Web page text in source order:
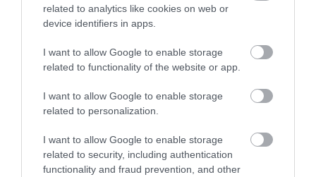
related to analytics like cookies on web or
device identifiers in apps.
I want to allow Google to enable storage
related to functionality of the website or app.
I want to allow Google to enable storage
related to personalization.
I want to allow Google to enable storage
related to security, including authentication
functionality and fraud prevention, and other
PRONEWS.GR /ΕΛΛΗΝΙΚΟ ΠΟΔΟΣΦΑΙΡΟ
Βιθέντε Μορένο: Ο Ισπανός
προπονητής συνδέθηκε με την ΑΕΚ
αλλά φαίνεται πως θα συνεχίσει στη
Σεβίλλη
28.05.2025 | 19:35